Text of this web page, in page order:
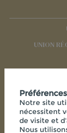
UNION
Notre site
nécessitent
de visite et
Nous